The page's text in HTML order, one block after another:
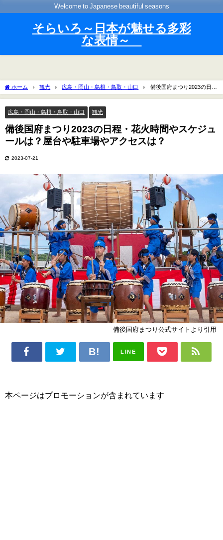
Welcome to Japanese beautiful seasons
そらいろ～日本が魅せる多彩
な表情～
ホーム 観光 広島・岡山・島根・鳥取・山口
備後国府まつり2023の日
程・花火時間やスケジュールは？屋台や駐車場やアクセスは？
広島・岡山・島根・鳥取・山口 観光
備後国府まつり2023の日程・花火時間やスケジュ
ールは？屋台や駐車場やアクセスは？
2023-07-21
備後国府まつり公式サイトより引用
LINE
本ページはプロモーションが含まれています